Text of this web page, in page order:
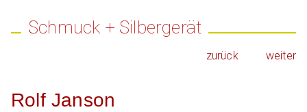
Schmuck + Silbergerät
zurück weiter
Rolf Janson